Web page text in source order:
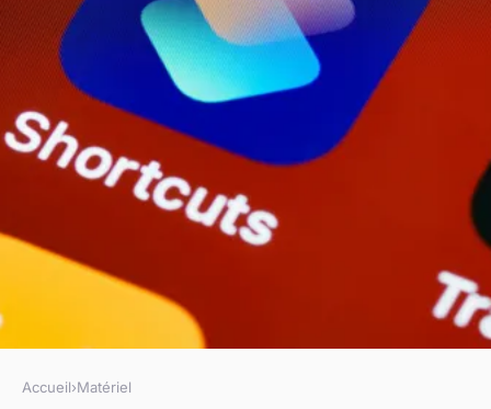
Accueil›Matériel